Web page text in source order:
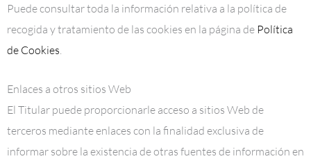
Puede consultar toda la información relativa a la política de
recogida y tratamiento de las cookies en la página de Política
de Cookies
Enlaces a otros sitios Web
El Titular puede proporcionarle acceso a sitios Web de
terceros mediante enlaces con la finalidad exclusiva de
informar sobre la existencia de otras fuentes de información en